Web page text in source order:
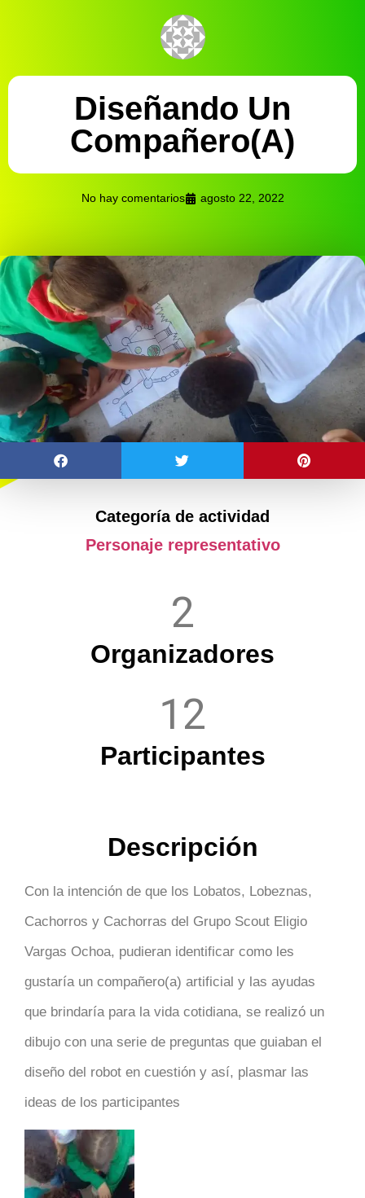
Diseñando Un
Compañero(a)
No hay comentarios agosto 22, 2022
Categoría de actividad
Personaje representativo
2
Organizadores
12
Participantes
Descripción
Con la intención de que los Lobatos, Lobeznas,
Cachorros y Cachorras del Grupo Scout Eligio
Vargas Ochoa, pudieran identificar como les
gustaría un compañero(a) artificial y las ayudas
que brindaría para la vida cotidiana, se realizó un
dibujo con una serie de preguntas que guiaban el
diseño del robot en cuestión y así, plasmar las
ideas de los participantes